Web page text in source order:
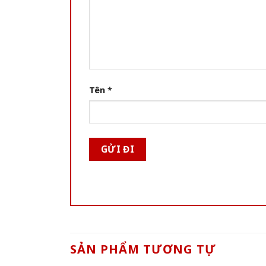
Tên *
SẢN PHẨM TƯƠNG TỰ